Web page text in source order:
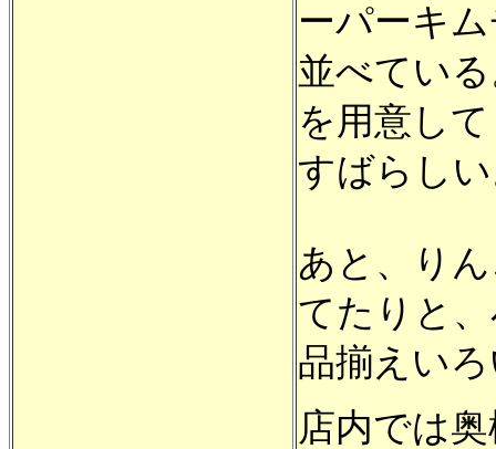
ーパーキ
並べてい
を用意し
すばらし
あと、り
てたりと
品揃えい
店内では